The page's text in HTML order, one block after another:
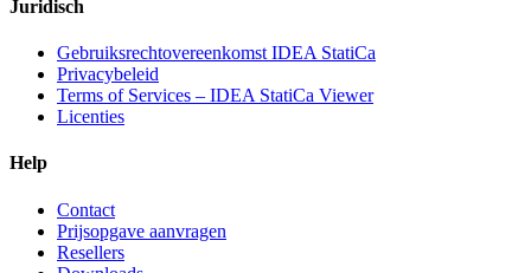
Juridisch
Gebruiksrechtovereenkomst IDEA StatiCa
Privacybeleid
Terms of Services – IDEA StatiCa Viewer
Licenties
Help
Contact
Prijsopgave aanvragen
Resellers